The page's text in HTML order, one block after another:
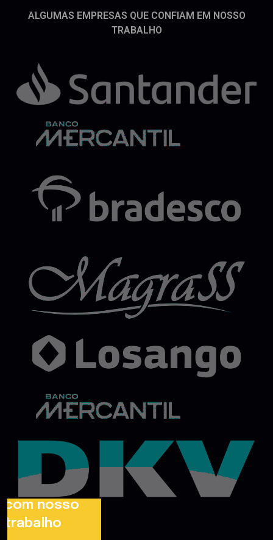
ALGUMAS EMPRESAS QUE CONFIAM EM NOSSO
TRABALHO
satisfeitos
com nosso
trabalho